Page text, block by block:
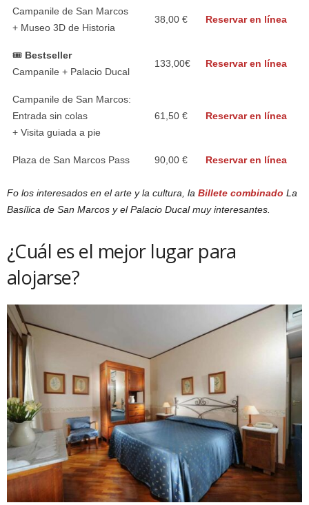
Campanile de San Marcos
+ Museo 3D de Historia
38,00 € Reservar en línea
🎟️ Bestseller
Campanile + Palacio Ducal
133,00€ Reservar en línea
Campanile de San Marcos:
Entrada sin colas
+ Visita guiada a pie
61,50 € Reservar en línea
Plaza de San Marcos Pass 90,00 € Reservar en línea
Fo los interesados en el arte y la cultura, la Billete combinado La
Basílica de San Marcos y el Palacio Ducal muy interesantes.
¿Cuál es el mejor lugar para
alojarse?